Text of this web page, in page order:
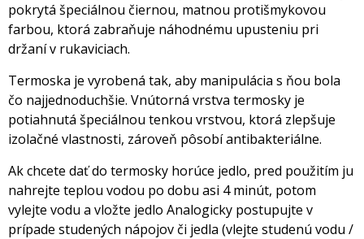
pokrytá špeciálnou čiernou, matnou protišmykovou
farbou, ktorá zabraňuje náhodnému upusteniu pri
držaní v rukaviciach.
Termoska je vyrobená tak, aby manipulácia s ňou bola
čo najjednoduchšie. Vnútorná vrstva termosky je
potiahnutá špeciálnou tenkou vrstvou, ktorá zlepšuje
izolačné vlastnosti, zároveň pôsobí antibakteriálne.
Ak chcete dať do termosky horúce jedlo, pred použitím ju
nahrejte teplou vodou po dobu asi 4 minút, potom
vylejte vodu a vložte jedlo Analogicky postupujte v
prípade studených nápojov či jedla (vlejte studenú vodu /